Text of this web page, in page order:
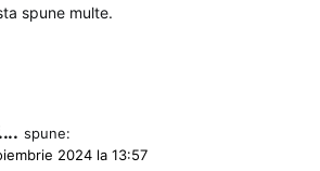
spune multe.
spune:
2024 la 13:57